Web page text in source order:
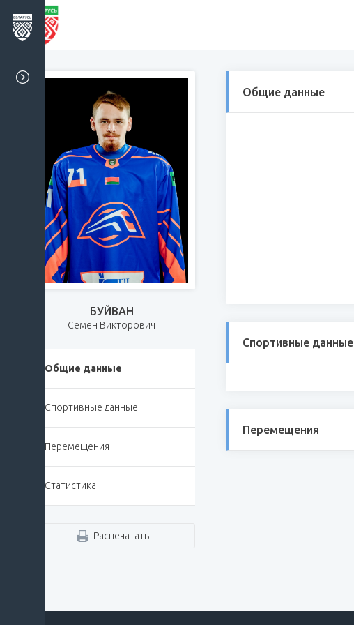
БУЙВАН
Семён Викторович
Общие данные
Спортивные данные
Перемещения
Статистика
Распечатать
Общие данные
Спортивные данные
Перемещения